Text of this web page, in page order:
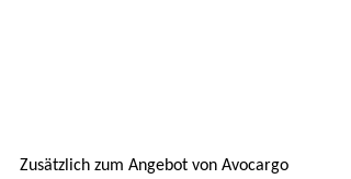
Zusätzlich zum Angebot von Avocargo